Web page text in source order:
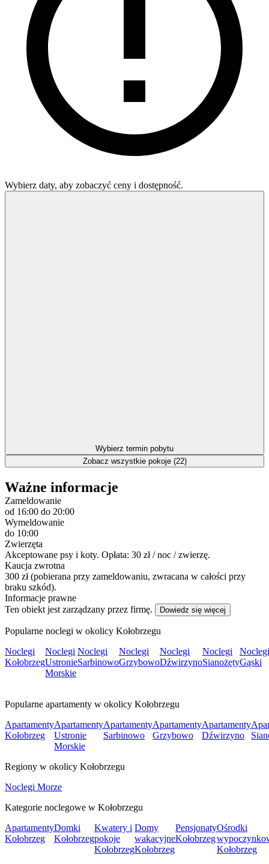
Wybierz daty, aby zobaczyć ceny i dostępność.
Wybierz termin pobytu
Zobacz wszystkie pokoje (22)
Ważne informacje
Zameldowanie
od 16:00 do 20:00
Wymeldowanie
do 10:00
Zwierzęta
Akceptowane psy i koty. Opłata: 30 zł / noc / zwierzę.
Kaucja zwrotna
300 zł (pobierana przy zameldowaniu, zwracana w całości przy
braku szkód).
Informacje prawne
Ten obiekt jest zarządzany przez firmę.
Dowiedz się więcej
Popularne noclegi w okolicy Kołobrzegu
Noclegi
Kołobrzeg
Noclegi
Ustronie
Morskie
Noclegi
Sarbinowo
Noclegi
Grzybowo
Noclegi
Dźwirzyno
Noclegi
Sianożęty
Noclegi
Gąski
Popularne apartamenty w okolicy Kołobrzegu
Apartamenty
Kołobrzeg
Apartamenty
Ustronie
Morskie
Apartamenty
Sarbinowo
Apartamenty
Grzybowo
Apartamenty
Dźwirzyno
Regiony w okolicy Kołobrzegu
Noclegi Morze
Kategorie noclegowe w Kołobrzegu
Apartamenty
Kołobrzeg
Domki
Kołobrzeg
Kwatery i
pokoje
Kołobrzeg
Domy
wakacyjne
Kołobrzeg
Pensjonaty
Kołobrzeg
Ośrodki
Kołobrzeg